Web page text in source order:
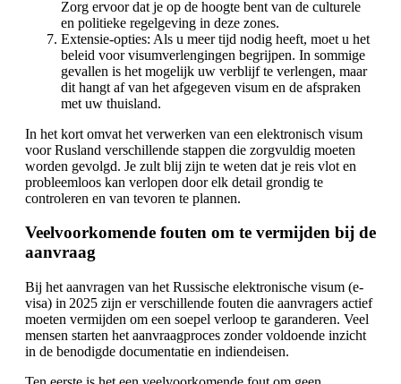
Zorg ervoor dat je op de hoogte bent van de culturele
en politieke regelgeving in deze zones.
Extensie-opties: Als u meer tijd nodig heeft, moet u het
beleid voor visumverlengingen begrijpen. In sommige
gevallen is het mogelijk uw verblijf te verlengen, maar
dit hangt af van het afgegeven visum en de afspraken
met uw thuisland.
In het kort omvat het verwerken van een elektronisch visum
voor Rusland verschillende stappen die zorgvuldig moeten
worden gevolgd. Je zult blij zijn te weten dat je reis vlot en
probleemloos kan verlopen door elk detail grondig te
controleren en van tevoren te plannen.
Veelvoorkomende fouten om te vermijden bij de
aanvraag
Bij het aanvragen van het Russische elektronische visum (e-
visa) in 2025 zijn er verschillende fouten die aanvragers actief
moeten vermijden om een soepel verloop te garanderen. Veel
mensen starten het aanvraagproces zonder voldoende inzicht
in de benodigde documentatie en indiendeisen.